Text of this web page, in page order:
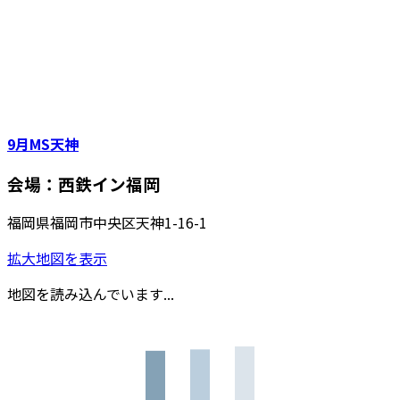
9月MS天神
会場：西鉄イン福岡
福岡県福岡市中央区天神1-16-1
拡大地図を表示
地図を読み込んでいます...